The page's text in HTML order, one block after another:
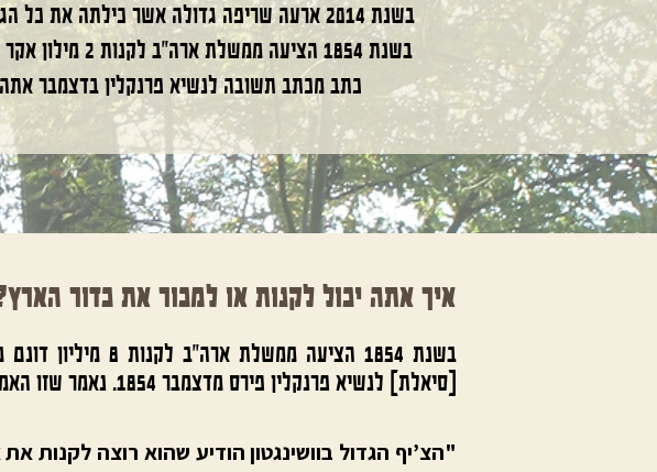
בשנת 2014 ארעה שריפה גדולה אשר כילתה את כל הגן הבוטני והיום לשמחתנו כל העצים הארץ ישראלים שוקמו ואף נותנים פרי.
בשנת 1854 הציעה ממשלת ארה”ב לקנות 2 מילון אקר של אדמת הילידים האמריקאים בצפון מערב היבשת. צ’יף סיאטלס (סיאטל)
כתב מכתב תשובה לנשיא פרנקלין בדצמבר
איך אתה יכול לקנות או למכור את כדור
בשנת 1854 הציעה
(סיאלת) לנשיא פרנקלין פירס מדצמבר 1854. נאמר שזו האמירה הכי נבואית ויפה בנושא הסביבה.
"הצ’יף הגדול בוושינגטון הודיע שהוא רוצה לקנות